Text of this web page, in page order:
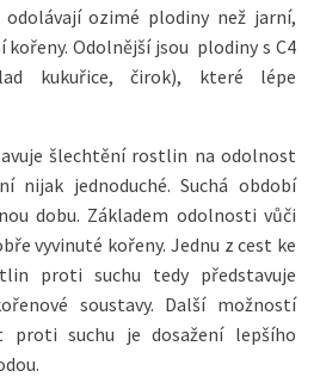
ozimé plodiny než jarní,
Odolnější jsou plodiny s C4
kukuřice, čirok), které lépe
šlechtění rostlin na odolnost
nijak jednoduché. Suchá období
dobu. Základem odolnosti vůči
vyvinuté kořeny. Jednu z cest ke
proti suchu tedy představuje
soustavy. Další možností
proti suchu je dosažení lepšího